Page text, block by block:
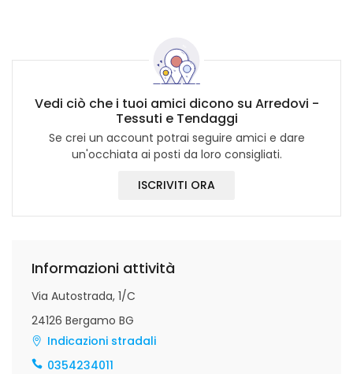
Vedi ciò che i tuoi amici dicono su Arredovi -
Tessuti e Tendaggi
Se crei un account potrai seguire amici e dare
un'occhiata ai posti da loro consigliati.
ISCRIVITI ORA
Informazioni attività
Via Autostrada, 1/C
24126 Bergamo BG
Indicazioni stradali
0354234011